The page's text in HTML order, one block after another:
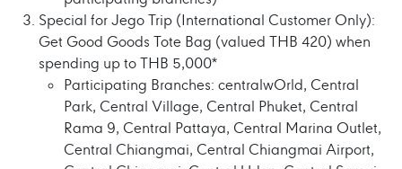
Special for Jego Trip (International Customer Only):
Get Good Goods Tote Bag (valued THB 420) when
spending up to THB 5,000*
Participating Branches: centralwOrld, Central
Park, Central Village, Central Phuket, Central
Rama 9, Central Pattaya, Central Marina Outlet,
Central Chiangmai, Central Chiangmai Airport,